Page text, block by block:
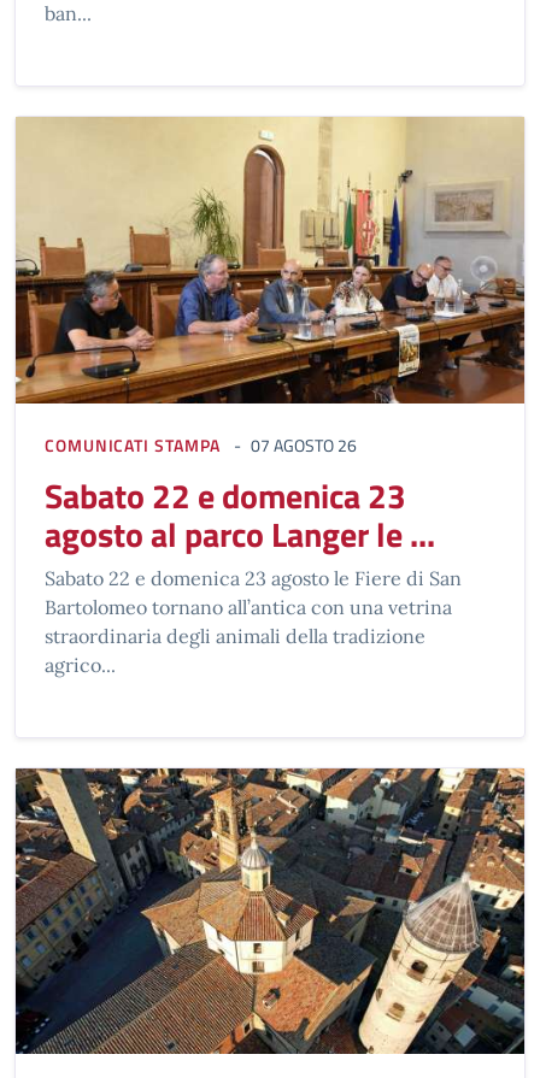
ban...
COMUNICATI STAMPA 07 AGOSTO 26
Sabato 22 e domenica 23
agosto al parco Langer le ...
Sabato 22 e domenica 23 agosto le Fiere di San
Bartolomeo tornano all’antica con una vetrina
straordinaria degli animali della tradizione
agrico...